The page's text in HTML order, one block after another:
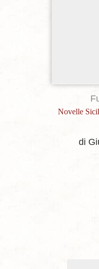
Novelle
di